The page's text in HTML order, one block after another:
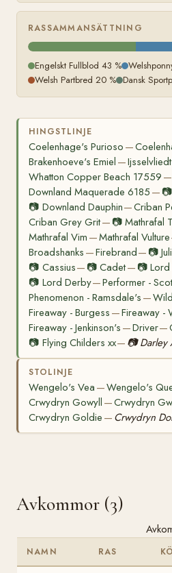
RASSAMMANSÄTTNING
Engelskt Fullblod 43 %
Welsh Partbred 20 % Dansk
HINGSTLINJE
Coelenhage's Purioso —
Brakenhoeve's Emiel —
Whatton Copper Beach 17559 —
Downland Maquerade 6185 — 📷
📷 Downland Dauphin—Criban
Criban Grey Grit— 📷Mathrafal
Mathrafal Vim —Mathrafal Vulture
Broadshanks —Firebrand— 📷
📷 Cassius— 📷Cadet— 📷
📷 Lord Derby—Performer -
Phenomenon - Ramsdale's —
Fireaway - Burgess —Fireaway -
Fireaway - Jenkinson's —Driver—
📷 Flying Childers xx— 📷 Darley
STOLINJE
Wengelo's Vea —Wengelo's
Crwydryn Gowyll —Crwydryn
Crwydryn Goldie — Crwydryn
Avkommor (3)
NAMN RAS